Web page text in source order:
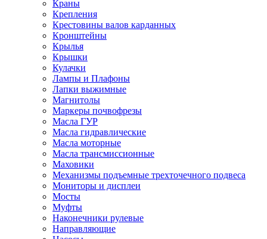
Краны
Крепления
Крестовины валов карданных
Кронштейны
Крылья
Крышки
Кулачки
Лампы и Плафоны
Лапки выжимные
Магнитолы
Маркеры почвофрезы
Масла ГУР
Масла гидравлические
Масла моторные
Масла трансмиссионные
Маховики
Механизмы подъемные трехточечного подвеса
Мониторы и дисплеи
Мосты
Муфты
Наконечники рулевые
Направляющие